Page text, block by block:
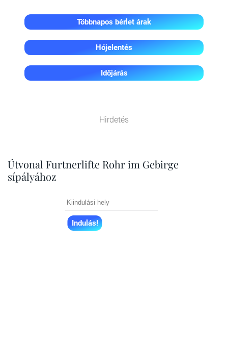
Többnapos bérlet árak
Hójelentés
Időjárás
Hirdetés
Útvonal Furtnerlifte Rohr im Gebirge
sípályához
Indulás!